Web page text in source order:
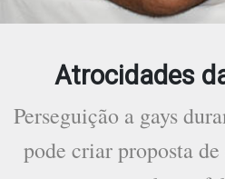
Atrocidades
Perseguição a gays
pode criar proposta